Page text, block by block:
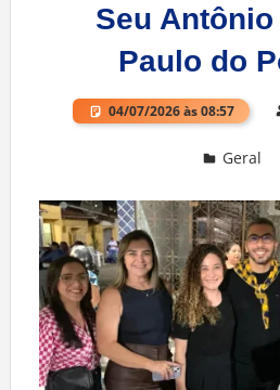
Seu Antônio
Paulo do
04/07/2026 às 08:57
Geral